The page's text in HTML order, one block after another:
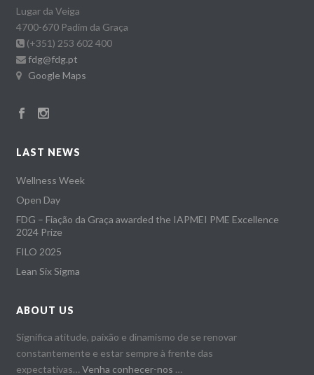
Lugar da Veiga
4700-670 Padim da Graça
(+351) 253 602 400
fdg@fdg.pt
Google Maps
LAST NEWS
Wellness Week
Open Day
FDG – Fiação da Graça awarded the IAPMEI PME Excellence
2024 Prize
FILO 2025
Lean Six Sigma
ABOUT US
Significa atitude, paixão e dinamismo de se renovar
constantemente e estar sempre à frente das
expectativas… Venha conhecer-nos …